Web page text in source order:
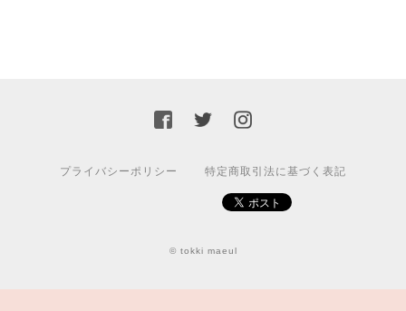
プライバシーポリシー 特定商取引法に基づく表記
© tokki maeul